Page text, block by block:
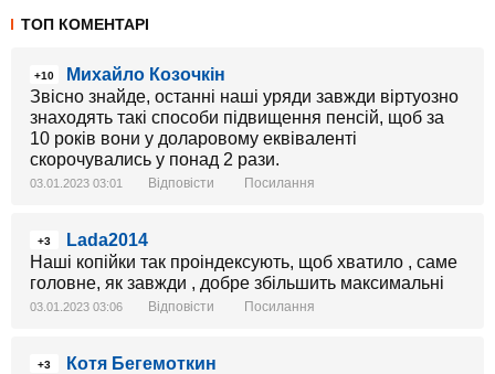
ТОП КОМЕНТАРІ
+10
Михайло Козочкін
Звісно знайде, останні наші уряди завжди віртуозно
знаходять такі способи підвищення пенсій, щоб за
10 років вони у доларовому еквіваленті
скорочувались у понад 2 рази.
03.01.2023 03:01 Відповісти Посилання
+3
Lada2014
Наші копійки так проіндексують, щоб хватило , саме
головне, як завжди , добре збільшить максимальні
03.01.2023 03:06 Відповісти Посилання
+3
Котя Бегемоткин